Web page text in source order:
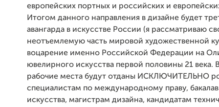
европейских портных и российских и
Итогом данного направления в дизайне будет
авангарда в искусстве России (я рассматриваю
неотъемлемую часть мировой художественной
воцарение именно Российской Федерации на
ювелирного искусства первой половины 21 века.
рабочие места будут отданы ИСКЛЮЧИТЕЛЬНО
специалистам по международному праву,
искусства, магистрам дизайна, кандидатам